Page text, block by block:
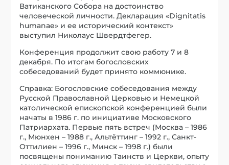
Ватиканского Собора на достоинство
человеческой личности. Декларация «Dignitatis
humanae» и ее исторический контекст»
выступил Николаус Швердтфегер.
Конференция продолжит свою работу 7 и 8
декабря. По итогам богословских
собеседований будет принято коммюнике.
Справка: Богословские собеседования между
Русской Православной Церковью и Немецкой
католической епископской конференцией были
начаты в 1986 г. по инициативе Московского
Патриархата. Первые пять встреч (Москва – 1986
г., Мюнхен – 1988 г., Альтёттинг – 1992 г., Санкт-
Оттилиен – 1996 г., Минск – 1998 г.) были
посвящены пониманию Таинств и Церкви, опыту